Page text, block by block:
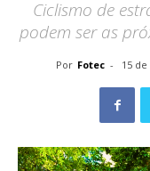
Ciclismo de
podem ser as
Por Fotec - 15